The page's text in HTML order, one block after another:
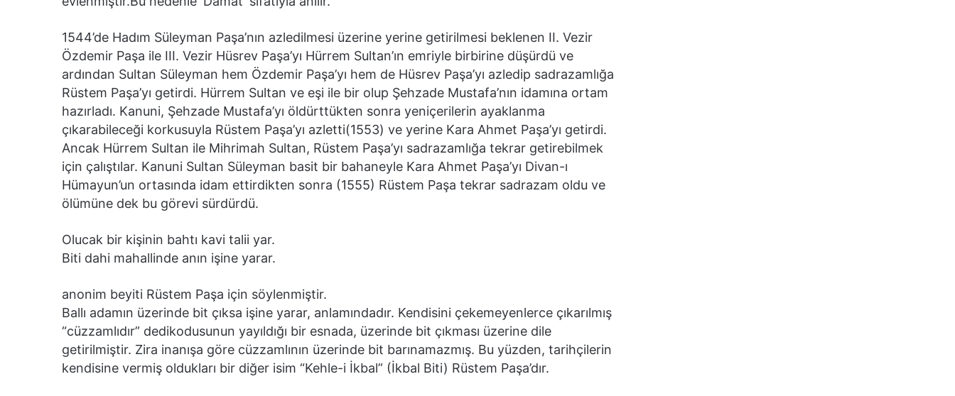
1544’de Hadım Süleyman Paşa’nın azledilmesi üzerine yerine getirilmesi beklenen II. Vezir
Özdemir Paşa ile III. Vezir Hüsrev Paşa’yı Hürrem Sultan’ın emriyle birbirine düşürdü ve
ardından Sultan Süleyman hem Özdemir Paşa’yı hem de Hüsrev Paşa’yı azledip sadrazamlığa
Rüstem Paşa’yı getirdi. Hürrem Sultan ve eşi ile bir olup Şehzade Mustafa’nın idamına ortam
hazırladı. Kanuni, Şehzade Mustafa’yı öldürttükten sonra yeniçerilerin ayaklanma
çıkarabileceği korkusuyla Rüstem Paşa’yı azletti(1553) ve yerine Kara Ahmet Paşa’yı getirdi.
Ancak Hürrem Sultan ile Mihrimah Sultan, Rüstem Paşa’yı sadrazamlığa tekrar getirebilmek
için çalıştılar. Kanuni Sultan Süleyman basit bir bahaneyle Kara Ahmet Paşa’yı Divan-ı
Hümayun’un ortasında idam ettirdikten sonra (1555) Rüstem Paşa tekrar sadrazam oldu ve
ölümüne dek bu görevi sürdürdü.
Olucak bir kişinin bahtı kavi talii yar.
Biti dahi mahallinde anın işine yarar.
anonim beyiti Rüstem Paşa için söylenmiştir.
Ballı adamın üzerinde bit çıksa işine yarar, anlamındadır. Kendisini çekemeyenlerce çıkarılmış
“cüzzamlıdır” dedikodusunun yayıldığı bir esnada, üzerinde bit çıkması üzerine dile
getirilmiştir. Zira inanışa göre cüzzamlının üzerinde bit barınamazmış. Bu yüzden, tarihçilerin
kendisine vermiş oldukları bir diğer isim “Kehle-i İkbal” (İkbal Biti) Rüstem Paşa’dır.